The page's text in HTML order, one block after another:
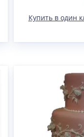
Купить в один